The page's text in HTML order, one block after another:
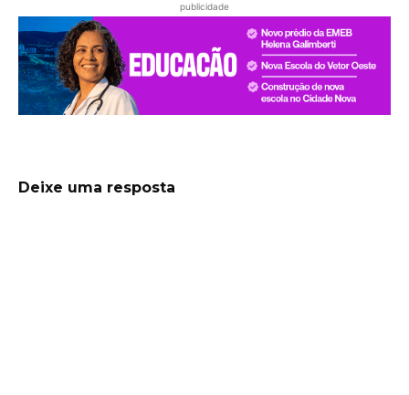
publicidade
Deixe uma resposta